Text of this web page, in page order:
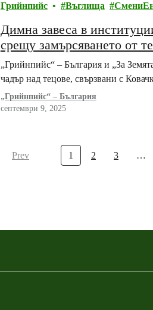
Грийнпийс Въглища
Димна завеса в
срещу замърсяването от
„Грийнпийс“ – България и „За
чадър над тецове, свързвани с
„Грийнпийс“ – България
септември 9, 2025
Prev 1 2 3 …